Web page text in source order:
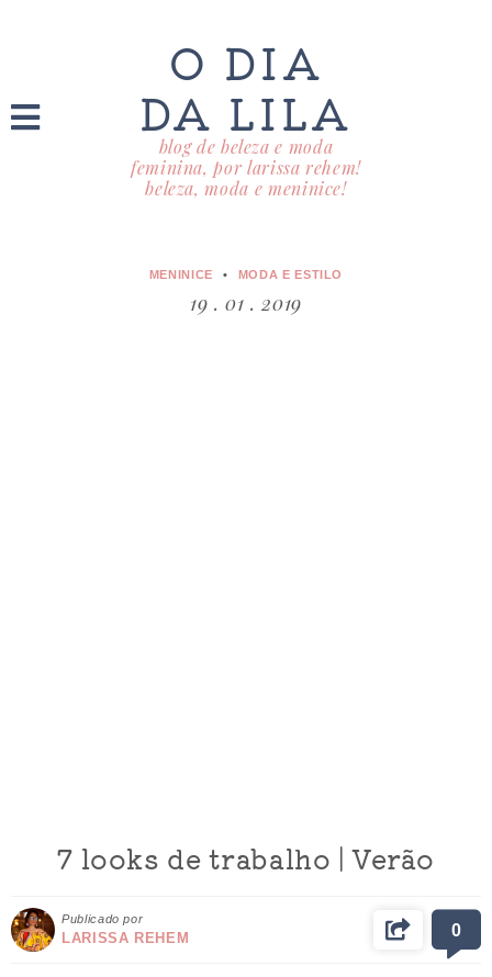
O DIA
DA LILA
blog de beleza e moda
feminina, por larissa rehem!
beleza, moda e meninice!
MENINICE MODA E ESTILO
19 . 01 . 2019
7 looks de trabalho | Verão
Publicado por
LARISSA REHEM 0